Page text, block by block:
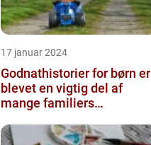
17 januar 2024
Godnathistorier for børn er
blevet en vigtig del af
mange familiers